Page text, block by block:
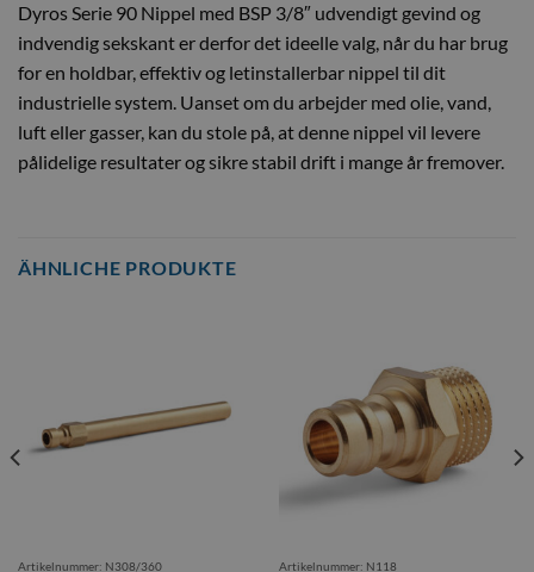
Dyros Serie 90 Nippel med BSP 3/8″ udvendigt gevind og
indvendig sekskant er derfor det ideelle valg, når du har brug
for en holdbar, effektiv og letinstallerbar nippel til dit
industrielle system. Uanset om du arbejder med olie, vand,
luft eller gasser, kan du stole på, at denne nippel vil levere
pålidelige resultater og sikre stabil drift i mange år fremover.
ÄHNLICHE PRODUKTE
Artikelnummer: N308/360 Artikelnummer: N118